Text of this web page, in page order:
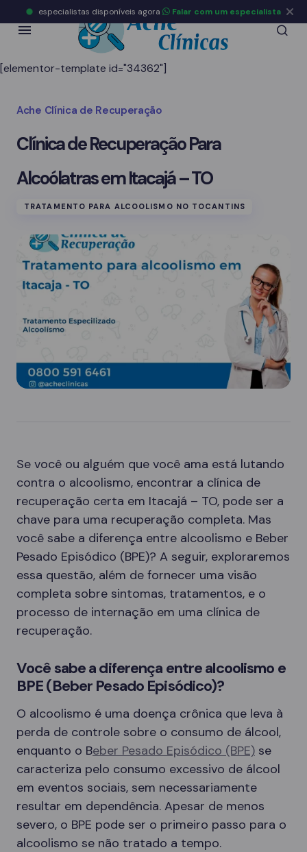
[elementor-template id="34362"]
Ache Clínica de Recuperação
Clínica de Recuperação Para
Alcoólatras em Itacajá – TO
TRATAMENTO PARA ALCOOLISMO NO TOCANTINS
Se você ou alguém que você ama está lutando
contra o alcoolismo, encontrar a clínica de
recuperação certa em Itacajá – TO, pode ser a
chave para uma recuperação completa. Mas
você sabe a diferença entre alcoolismo e Beber
Pesado Episódico (BPE)? A seguir, exploraremos
essa questão, além de fornecer uma visão
completa sobre sintomas, tratamentos, e o
processo de internação em uma clínica de
recuperação.
Você sabe a diferença entre alcoolismo e
BPE (Beber Pesado Episódico)?
O alcoolismo é uma doença crônica que leva à
perda de controle sobre o consumo de álcool,
enquanto o Beber Pesado Episódico (BPE) se
caracteriza pelo consumo excessivo de álcool
em eventos sociais, sem necessariamente
resultar em dependência. Apesar de menos
severo, o BPE pode ser o primeiro passo para o
alcoolismo se não tratado a tempo.
especialistas disponíveis agora Falar com um especialista